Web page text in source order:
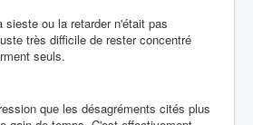
sieste ou la retarder n'était pas
très difficile de rester concentré
seuls.
que les désagréments cités plus